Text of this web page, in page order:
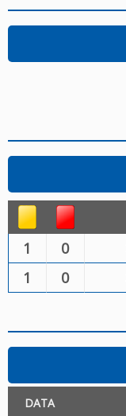
1 0
1 0
DATA